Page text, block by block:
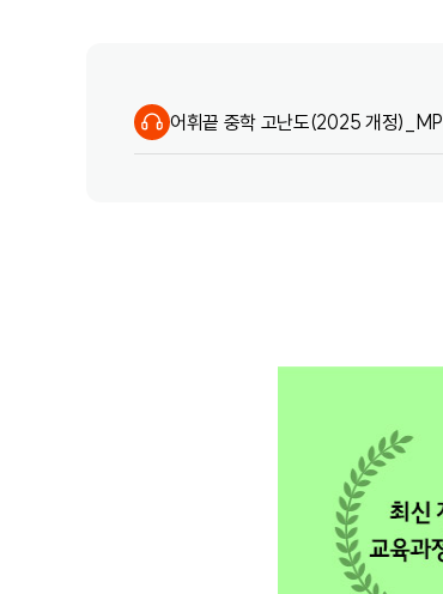
어휘끝 중학 고난도(2025 개정